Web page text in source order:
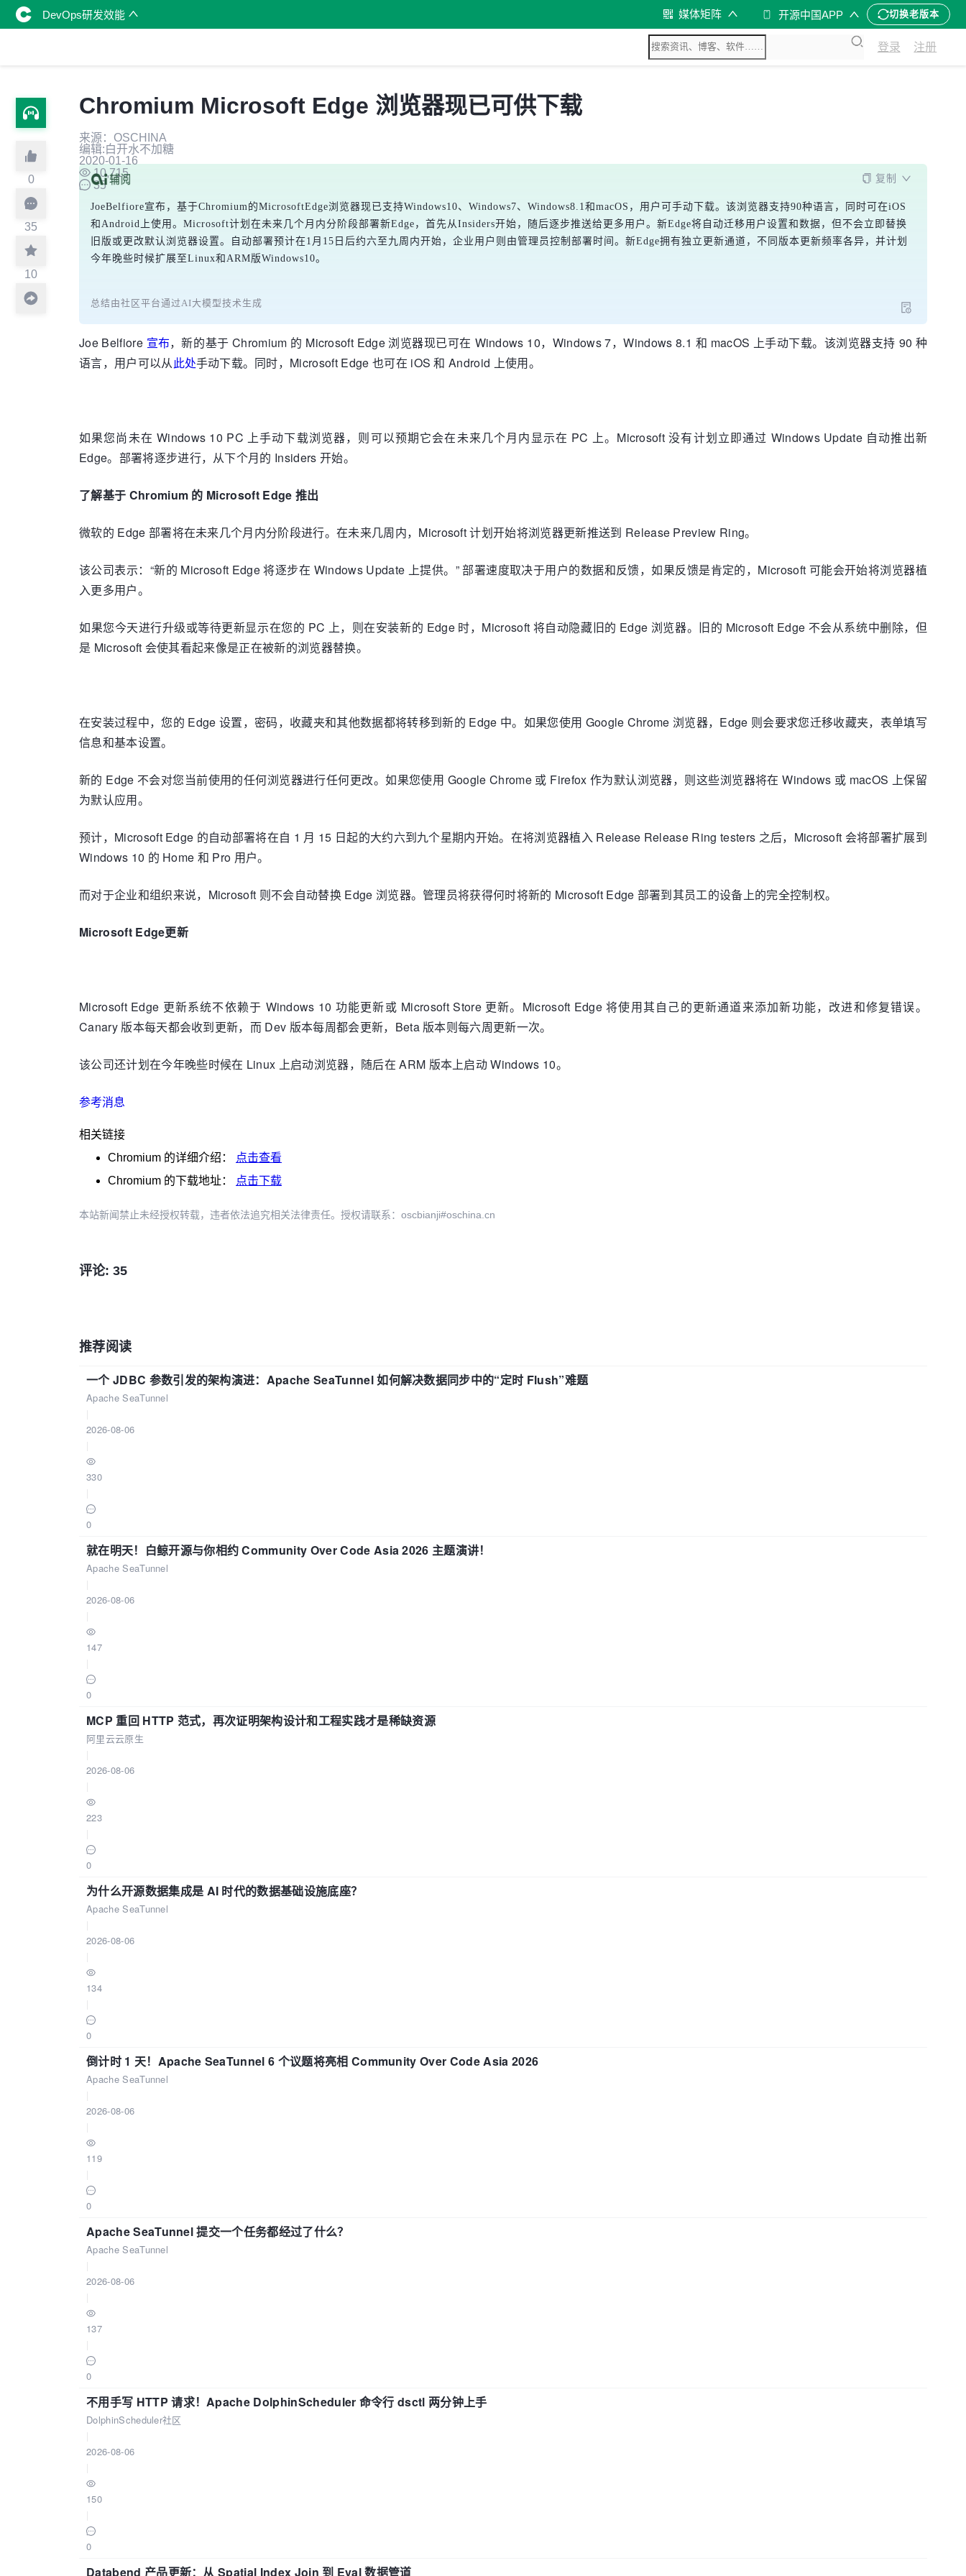
DevOps研发效能 媒体矩阵 开源中国APP 切换老版本
登录 注册
0
35
10
Chromium Microsoft Edge 浏览器现已可供下载
来源：OSCHINA
编辑:白开水不加糖
2020-01-16
10,715
35
复制
JoeBelfiore宣布，基于Chromium的MicrosoftEdge浏览器现已支持Windows10、Windows7、Windows8.1和macOS，用户可手动下载。该浏览器支持90种语言，同时可在iOS
和Android上使用。Microsoft计划在未来几个月内分阶段部署新Edge，首先从Insiders开始，随后逐步推送给更多用户。新Edge将自动迁移用户设置和数据，但不会立即替换
旧版或更改默认浏览器设置。自动部署预计在1月15日后约六至九周内开始，企业用户则由管理员控制部署时间。新Edge拥有独立更新通道，不同版本更新频率各异，并计划
今年晚些时候扩展至Linux和ARM版Windows10。
总结由社区平台通过AI大模型技术生成
Joe Belfiore 宣布，新的基于 Chromium 的 Microsoft Edge 浏览器现已可在 Windows 10，Windows 7，Windows 8.1 和 macOS 上手动下载。该浏览器支持 90 种
语言，用户可以从此处手动下载。同时，Microsoft Edge 也可在 iOS 和 Android 上使用。
如果您尚未在 Windows 10 PC 上手动下载浏览器，则可以预期它会在未来几个月内显示在 PC 上。Microsoft 没有计划立即通过 Windows Update 自动推出新
Edge。部署将逐步进行，从下个月的 Insiders 开始。
了解基于 Chromium 的 Microsoft Edge 推出
微软的 Edge 部署将在未来几个月内分阶段进行。在未来几周内，Microsoft 计划开始将浏览器更新推送到 Release Preview Ring。
该公司表示：“新的 Microsoft Edge 将逐步在 Windows Update 上提供。” 部署速度取决于用户的数据和反馈，如果反馈是肯定的，Microsoft 可能会开始将浏览器植
入更多用户。
如果您今天进行升级或等待更新显示在您的 PC 上，则在安装新的 Edge 时，Microsoft 将自动隐藏旧的 Edge 浏览器。旧的 Microsoft Edge 不会从系统中删除，但
是 Microsoft 会使其看起来像是正在被新的浏览器替换。
在安装过程中，您的 Edge 设置，密码，收藏夹和其他数据都将转移到新的 Edge 中。如果您使用 Google Chrome 浏览器，Edge 则会要求您迁移收藏夹，表单填写
信息和基本设置。
新的 Edge 不会对您当前使用的任何浏览器进行任何更改。如果您使用 Google Chrome 或 Firefox 作为默认浏览器，则这些浏览器将在 Windows 或 macOS 上保留
为默认应用。
预计，Microsoft Edge 的自动部署将在自 1 月 15 日起的大约六到九个星期内开始。在将浏览器植入 Release Release Ring testers 之后，Microsoft 会将部署扩展到
Windows 10 的 Home 和 Pro 用户。
而对于企业和组织来说，Microsoft 则不会自动替换 Edge 浏览器。管理员将获得何时将新的 Microsoft Edge 部署到其员工的设备上的完全控制权。
Microsoft Edge更新
Microsoft Edge 更新系统不依赖于 Windows 10 功能更新或 Microsoft Store 更新。Microsoft Edge 将使用其自己的更新通道来添加新功能，改进和修复错误。
Canary 版本每天都会收到更新，而 Dev 版本每周都会更新，Beta 版本则每六周更新一次。
该公司还计划在今年晚些时候在 Linux 上启动浏览器，随后在 ARM 版本上启动 Windows 10。
参考消息
相关链接
Chromium 的详细介绍：
点击查看
Chromium 的下载地址： 点击下载
本站新闻禁止未经授权转载，违者依法追究相关法律责任。授权请联系：oscbianji#oschina.cn
评论: 35
推荐阅读
一个 JDBC 参数引发的架构演进：Apache SeaTunnel 如何解决数据同步中的“定时 Flush”难题
Apache SeaTunnel
2026-08-06
330
0
就在明天！白鲸开源与你相约 Community Over Code Asia 2026 主题演讲！
Apache SeaTunnel
2026-08-06
147
0
MCP 重回 HTTP 范式，再次证明架构设计和工程实践才是稀缺资源
阿里云云原生
2026-08-06
223
0
为什么开源数据集成是 AI 时代的数据基础设施底座？
Apache SeaTunnel
2026-08-06
134
0
倒计时 1 天！Apache SeaTunnel 6 个议题将亮相 Community Over Code Asia 2026
Apache SeaTunnel
2026-08-06
119
0
Apache SeaTunnel 提交一个任务都经过了什么？
Apache SeaTunnel
2026-08-06
137
0
不用手写 HTTP 请求！Apache DolphinScheduler 命令行 dsctl 两分钟上手
DolphinScheduler社区
2026-08-06
150
0
Databend 产品更新：从 Spatial Index Join 到 Eval 数据管道